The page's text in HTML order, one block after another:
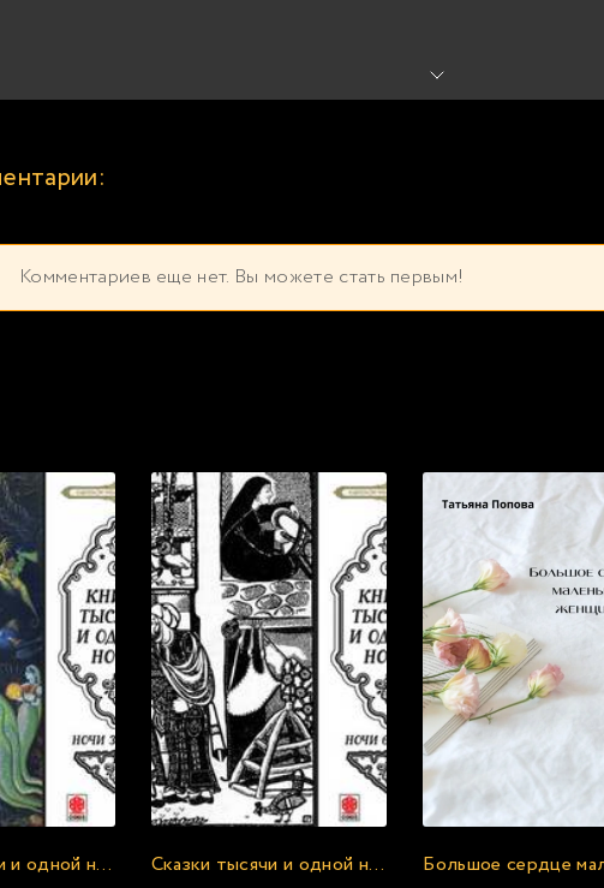
Комментариев еще нет. Вы можете стать первым!
Сказки тысячи и одной ночи. Ночи 306-356 Сказки тысячи и одной ночи. Ночи 663-713